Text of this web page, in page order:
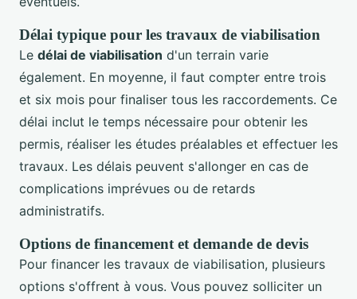
Délai typique pour les travaux de viabilisation
Le délai de viabilisation d'un terrain varie
également. En moyenne, il faut compter entre trois
et six mois pour finaliser tous les raccordements. Ce
délai inclut le temps nécessaire pour obtenir les
permis, réaliser les études préalables et effectuer les
travaux. Les délais peuvent s'allonger en cas de
complications imprévues ou de retards
administratifs.
Options de financement et demande de devis
Pour financer les travaux de viabilisation, plusieurs
options s'offrent à vous. Vous pouvez solliciter un